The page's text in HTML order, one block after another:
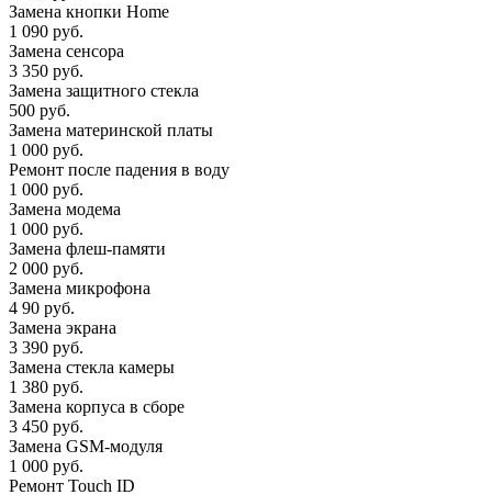
Замена кнопки Home
1 090 руб.
Замена сенсора
3 350 руб.
Замена защитного стекла
500 руб.
Замена материнской платы
1 000 руб.
Ремонт после падения в воду
1 000 руб.
Замена модема
1 000 руб.
Замена флеш-памяти
2 000 руб.
Замена микрофона
4 90 руб.
Замена экрана
3 390 руб.
Замена стекла камеры
1 380 руб.
Замена корпуса в сборе
3 450 руб.
Замена GSM-модуля
1 000 руб.
Ремонт Touch ID